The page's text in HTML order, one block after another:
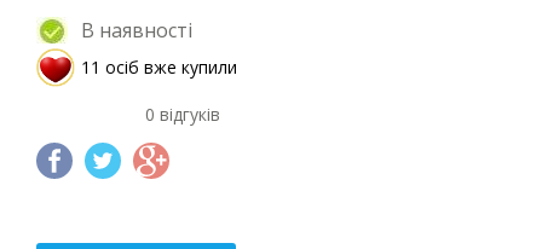
В наявності
11 осіб вже купили
0 відгуків